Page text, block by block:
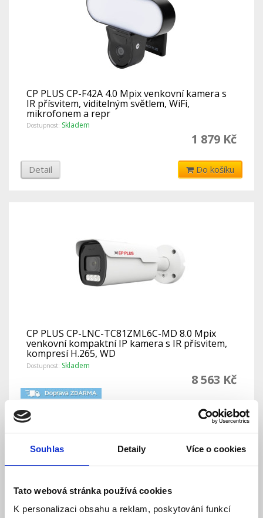
Souhlas Detaily Více o cookies
Tato webová stránka používá cookies
K personalizaci obsahu a reklam, poskytování funkcí
CP PLUS CP-F42A 4.0 Mpix venkovní kamera s
IR přísvitem, viditelným světlem, WiFi,
mikrofonem a repr
Dostupnost: Skladem
1 879 Kč
Detail Do košíku
CP PLUS CP-LNC-TC81ZML6C-MD 8.0 Mpix
venkovní kompaktní IP kamera s IR přísvitem,
kompresí H.265, WD
Dostupnost: Skladem
8 563 Kč
Detail Do košíku